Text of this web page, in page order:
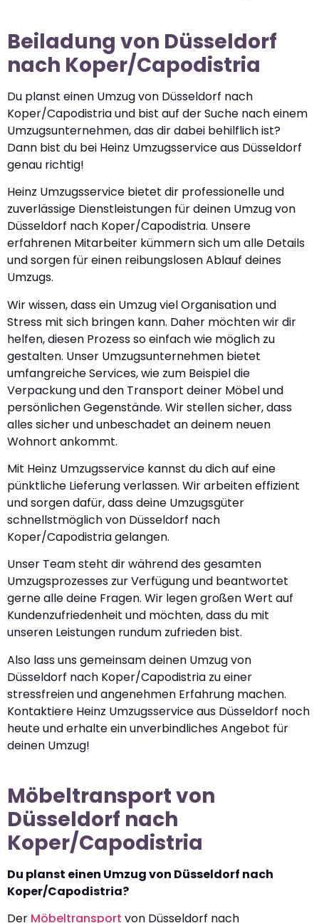
Beiladung von Düsseldorf
nach Koper/Capodistria
Du planst einen Umzug von Düsseldorf nach
Koper/Capodistria und bist auf der Suche nach einem
Umzugsunternehmen, das dir dabei behilflich ist?
Dann bist du bei Heinz Umzugsservice aus Düsseldorf
genau richtig!
Heinz Umzugsservice bietet dir professionelle und
zuverlässige Dienstleistungen für deinen Umzug von
Düsseldorf nach Koper/Capodistria. Unsere
erfahrenen Mitarbeiter kümmern sich um alle Details
und sorgen für einen reibungslosen Ablauf deines
Umzugs.
Wir wissen, dass ein Umzug viel Organisation und
Stress mit sich bringen kann. Daher möchten wir dir
helfen, diesen Prozess so einfach wie möglich zu
gestalten. Unser Umzugsunternehmen bietet
umfangreiche Services, wie zum Beispiel die
Verpackung und den Transport deiner Möbel und
persönlichen Gegenstände. Wir stellen sicher, dass
alles sicher und unbeschadet an deinem neuen
Wohnort ankommt.
Mit Heinz Umzugsservice kannst du dich auf eine
pünktliche Lieferung verlassen. Wir arbeiten effizient
und sorgen dafür, dass deine Umzugsgüter
schnellstmöglich von Düsseldorf nach
Koper/Capodistria gelangen.
Unser Team steht dir während des gesamten
Umzugsprozesses zur Verfügung und beantwortet
gerne alle deine Fragen. Wir legen großen Wert auf
Kundenzufriedenheit und möchten, dass du mit
unseren Leistungen rundum zufrieden bist.
Also lass uns gemeinsam deinen Umzug von
Düsseldorf nach Koper/Capodistria zu einer
stressfreien und angenehmen Erfahrung machen.
Kontaktiere Heinz Umzugsservice aus Düsseldorf noch
heute und erhalte ein unverbindliches Angebot für
deinen Umzug!
Möbeltransport von
Düsseldorf nach
Koper/Capodistria
Du planst einen Umzug von Düsseldorf nach
Koper/Capodistria?
Der Möbeltransport von Düsseldorf nach